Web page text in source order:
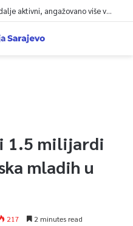
Pojedini požari u Hercegovini i dalje aktivni, angažovano više vatrogasaca i helikopter
1.5 milijardi
mladih u
217 2 minutes read